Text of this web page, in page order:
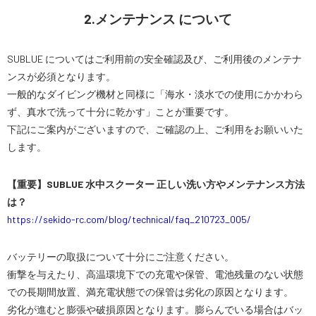
2.メンテナンス について
SUBLUE についてはご利用前の安全確認及び、ご利用後のメンテナ
ンスが必須となります。
一般的なダイビング機材と同様に「海水・淡水での使用にかかわら
ず、真水で洗って十分に乾かす」ことが重要です。
下記にご案内がございますので、ご確認の上、ご利用をお願いいた
します。
【重要】SUBLUE 水中スクーター 正しい洗い方やメンテナンス方法
は？
https://sekido-rc.com/blog/technical/faq_210723_005/
バッテリーの取扱について十分にご注意ください。
衝撃を与えたり、高温環境下での充電や保管、電池残量のない状態
での長期間放置、満充電状態での保管は劣化の原因となります。
劣化が進むと膨張や破損原因となります。膨らんでいる場合はバッ